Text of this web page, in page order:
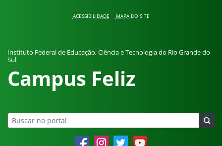
ACESSIBILIDADE MAPA DO SITE
Instituto Federal de Educação, Ciência e Tecnologia do Rio Grande do
Sul
Campus Feliz
FacebookInstagramTwitter YouTube